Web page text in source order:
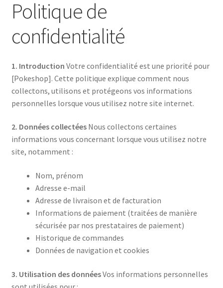
Politique de
confidentialité
1. Introduction Votre confidentialité est une priorité pour
[Pokeshop]. Cette politique explique comment nous
collectons, utilisons et protégeons vos informations
personnelles lorsque vous utilisez notre site internet.
2. Données collectéesNous collectons certaines
informations vous concernant lorsque vous utilisez notre
site, notamment :
Nom, prénom
Adresse e-mail
Adresse de livraison et de facturation
Informations de paiement (traitées de manière
sécurisée par nos prestataires de paiement)
Historique de commandes
Données de navigation et cookies
3. Utilisation des donnéesVos informations personnelles